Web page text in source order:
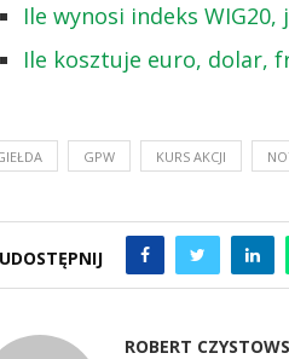
Ile wynosi indeks
Ile kosztuje euro, dolar,
GPW KURS AKCJI
UDOSTĘPNIJ
ROBERT